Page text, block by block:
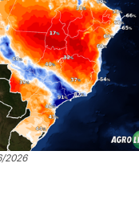
2026